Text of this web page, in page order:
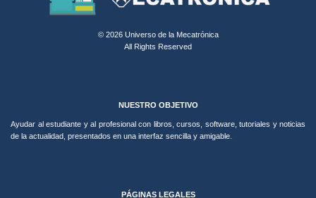
© 2026 Universo de la Mecatrónica
All Rights Reserved
NUESTRO OBJETIVO
Ayudar al estudiante y al profesional con libros, cursos, software, tutoriales y noticias
de la actualidad, presentados en una interfaz sencilla y amigable.
PÁGINAS LEGALES